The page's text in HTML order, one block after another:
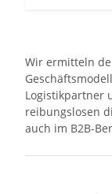
Wir ermitteln
Logistikpartner
reibungslosen
auch im B2B-